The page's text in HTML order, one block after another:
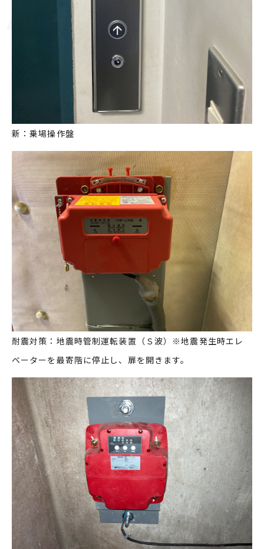
新：乗場操作盤
耐震対策：地震時管制運転装置（Ｓ波）※地震発生時エレ
ベーターを最寄階に停止し、扉を開きます。